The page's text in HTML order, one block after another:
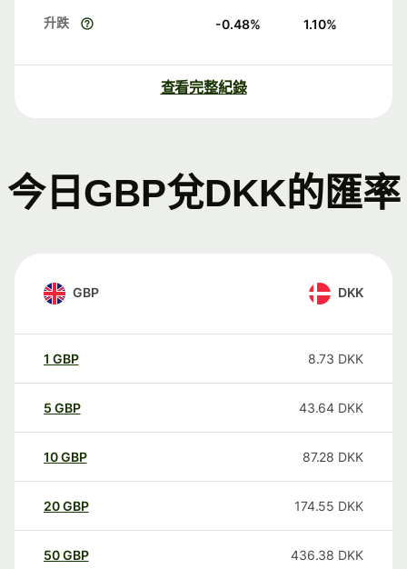
升跌 -0.48% 1.10%
查看完整紀錄
今日GBP兌DKK的匯率
GBP DKK
1 GBP 8.73 DKK
5 GBP 43.64 DKK
10GBP 87.28 DKK
20GBP 174.55 DKK
50GBP 436.38 DKK